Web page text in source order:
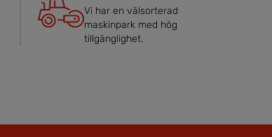
Vi har en välsorterad
maskinpark med hög
tillgänglighet.